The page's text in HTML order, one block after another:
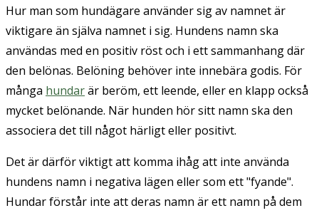
Hur man som hundägare använder sig av namnet är
viktigare än själva namnet i sig. Hundens namn ska
användas med en positiv röst och i ett sammanhang där
den belönas. Belöning behöver inte innebära godis. För
många hundarär beröm, ett leende, eller en klapp också
mycket belönande. När hunden hör sitt namn ska den
associera det till något härligt eller positivt.
Det är därför viktigt att komma ihåg att inte använda
hundens namn i negativa lägen eller som ett "fyande".
Hundar förstår inte att deras namn är ett namn på dem